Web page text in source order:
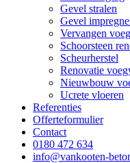
Gevel stralen
Gevel
Vervangen
Schoorsteen
Scheurherstel
Renovatie
Nieuwbouw
Ucrete vloeren
Referenties
Offerteformulier
Contact
0180 472 634
info@vankooten-